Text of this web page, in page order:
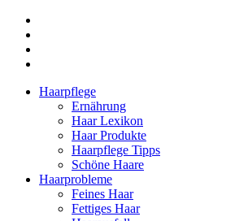
Haarpflege
Ernährung
Haar Lexikon
Haar Produkte
Haarpflege Tipps
Schöne Haare
Haarprobleme
Feines Haar
Fettiges Haar